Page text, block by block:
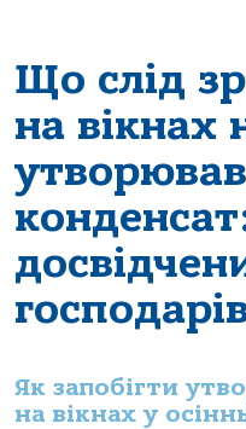
Що слід
на вікнах
Як запобігти
на вікнах у